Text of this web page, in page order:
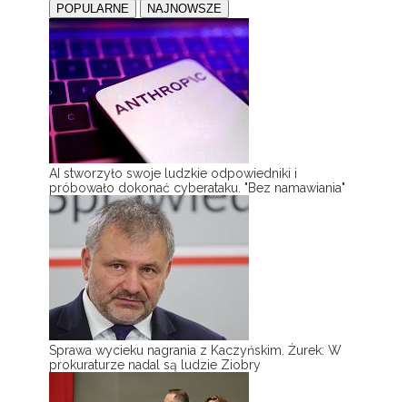
POPULARNE NAJNOWSZE
AI stworzyło swoje ludzkie odpowiedniki i
próbowało dokonać cyberataku. "Bez namawiania"
Sprawa wycieku nagrania z Kaczyńskim. Żurek: W
prokuraturze nadal są ludzie Ziobry